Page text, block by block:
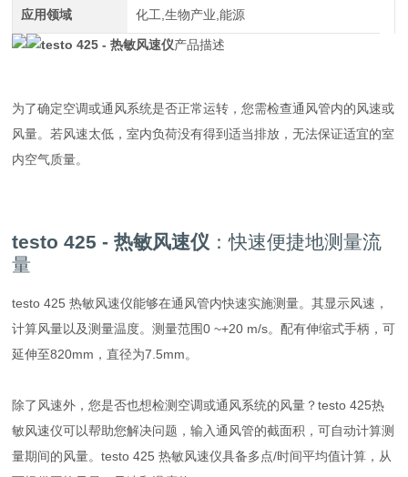
应用领域 化工,生物产业,能源
testo 425 - 热敏风速仪产品描述
为了确定空调或通风系统是否正常运转，您需检查通风管内的风速或
风量。若风速太低，室内负荷没有得到适当排放，无法保证适宜的室
内空气质量。
testo 425 - 热敏风速仪 ：快速便捷地测量流
量
testo 425 热敏风速仪能够在通风管内快速实施测量。其显示风速，
计算风量以及测量温度。测量范围0 ~+20 m/s。配有伸缩式手柄，可
延伸至820mm，直径为7.5mm。
除了风速外，您是否也想检测空调或通风系统的风量？testo 425热
敏风速仪可以帮助您解决问题，输入通风管的截面积，可自动计算测
量期间的风量。testo 425 热敏风速仪具备多点/时间平均值计算，从